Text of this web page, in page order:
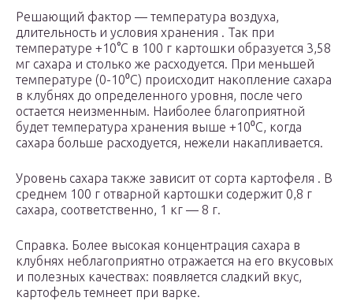
Решающий фактор — температура воздуха,
длительность и условия хранения . Так при
температуре +10°С в 100 г картошки образуется 3,58
мг сахара и столько же расходуется. При меньшей
температуре (0-10⁰С) происходит накопление сахара
в клубнях до определенного уровня, после чего
остается неизменным. Наиболее благоприятной
будет температура хранения выше +10⁰С, когда
сахара больше расходуется, нежели накапливается.
Уровень сахара также зависит от сорта картофеля . В
среднем 100 г отварной картошки содержит 0,8 г
сахара, соответственно, 1 кг — 8 г.
Справка. Более высокая концентрация сахара в
клубнях неблагоприятно отражается на его вкусовых
и полезных качествах: появляется сладкий вкус,
картофель темнеет при варке.